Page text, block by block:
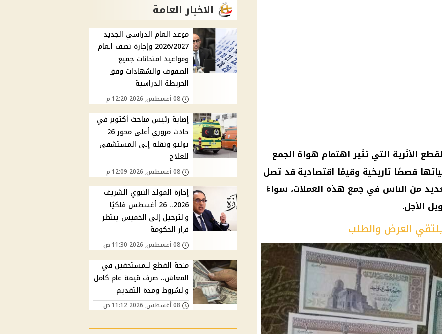
الأثرية التي تثير اهتمام هواة الجمع
قصصًا تاريخية وقيمًا اقتصادية قد تصل
من الناس في جمع هذه العملات، سواءً
الأجل.
العرض والطلب
الاخبار العامة
موعد العام الدراسي الجديد
2026/2027 وإجازة نصف العام
ومواعيد امتحانات جميع
الصفوف والشهادات وفق
الخريطة الدراسية
08 أغسطس, 2026 12:20 م
إصابة رئيس مباحث أكتوبر في
حادث مروري أعلى محور 26
يوليو ونقله إلى المستشفى
للعلاج
08 أغسطس, 2026 12:09 م
إجازة المولد النبوي الشريف
2026.. 26 أغسطس فلكيًا
والترحيل إلى الخميس ينتظر
قرار الحكومة
08 أغسطس, 2026 11:30 ص
منحة القطع للمستحقين في
المعاش.. صرف قيمة عام كامل
والشروط ومدة التقديم
08 أغسطس, 2026 11:12 ص